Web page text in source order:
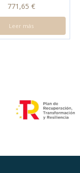
771,65 €
Leer más